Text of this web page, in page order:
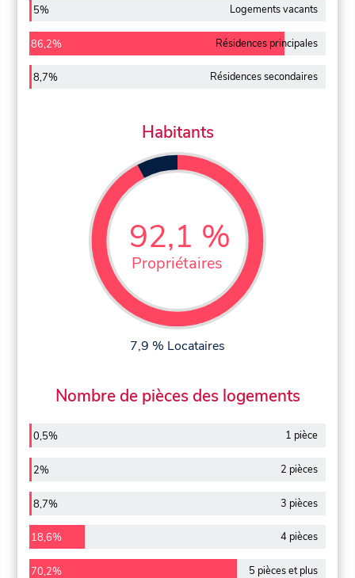
5% Logements vacants
86,2% Résidences principales
8,7% Résidences secondaires
Habitants
92,1 %
Propriétaires
7,9 % Locataires
Nombre de pièces des logements
0,5% 1 pièce
2% 2 pièces
8,7% 3 pièces
18,6% 4 pièces
70,2% 5 pièces et plus